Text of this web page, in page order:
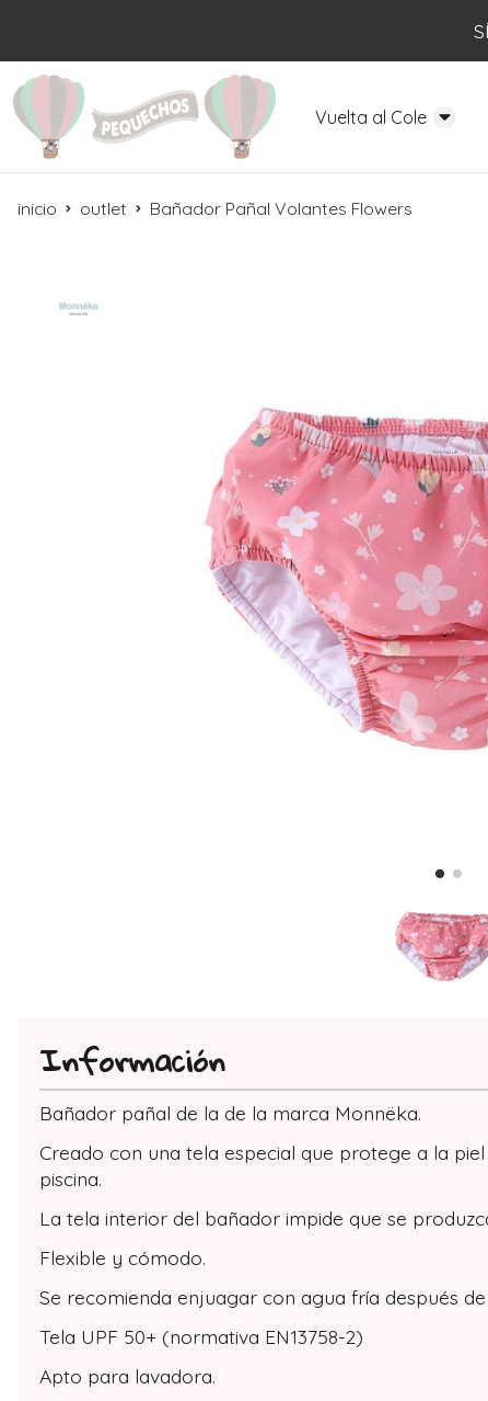
Vuelta al Cole
inicio outlet Bañador Pañal Volantes Flowers
Información
Bañador pañal de la de la marca Monnëka.
Creado con una tela especial que protege a la
piscina.
La tela interior del bañador impide que se
Flexible y cómodo.
Se recomienda enjuagar con agua fría después de
Tela UPF 50+ (normativa EN13758-2)
Apto para lavadora.